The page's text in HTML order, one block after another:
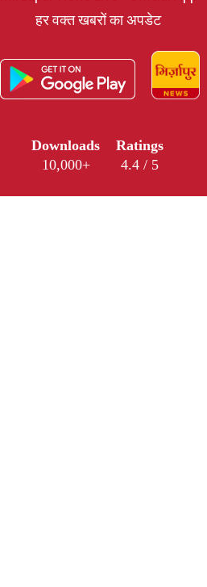
हर वक्त खबरों का अपडेट
Downloads
10,000+
Ratings
4.4 / 5